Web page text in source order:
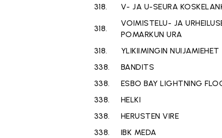
318.
V- JA U-SEURA
318.
VOIMISTELU- JA
POMARKUN URA
318.
YLIKIIMINGIN NUIJAMIEHET
338.
BANDITS
338.
ESBO BAY LIGHTNING
338.
HELKI
338.
HERUSTEN VIRE
338.
IBK MEDA